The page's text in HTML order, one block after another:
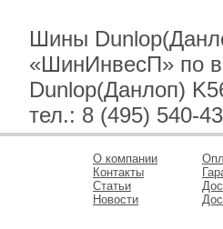
Шины
«ШинИнвесП» по
Dunlop(Данлоп)
тел.: 8 (495) 540-
О компании
Контакты
Статьи
Новости